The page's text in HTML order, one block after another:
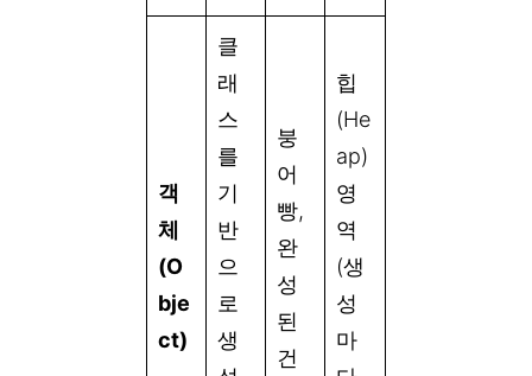
객
체
(O
bje
ct)
클
래
스
를
기
반
으
로
생
붕
어
빵,
완
성
된
건
힙
(He
ap)
영
역
(생
성
마